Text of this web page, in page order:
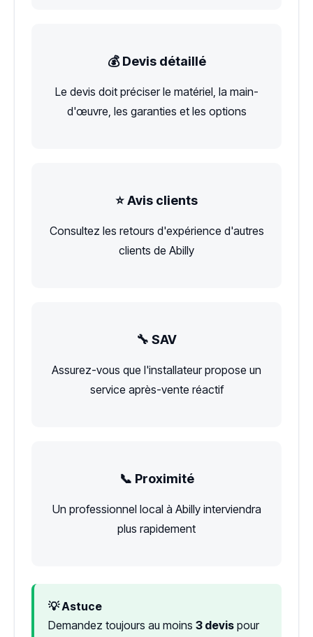
💰 Devis détaillé
Le devis doit préciser le matériel, la main-
d'œuvre, les garanties et les options
⭐ Avis clients
Consultez les retours d'expérience d'autres
clients de Abilly
🔧 SAV
Assurez-vous que l'installateur propose un
service après-vente réactif
📞 Proximité
Un professionnel local à Abilly interviendra
plus rapidement
💡 Astuce
Demandez toujours au moins 3 devis pour